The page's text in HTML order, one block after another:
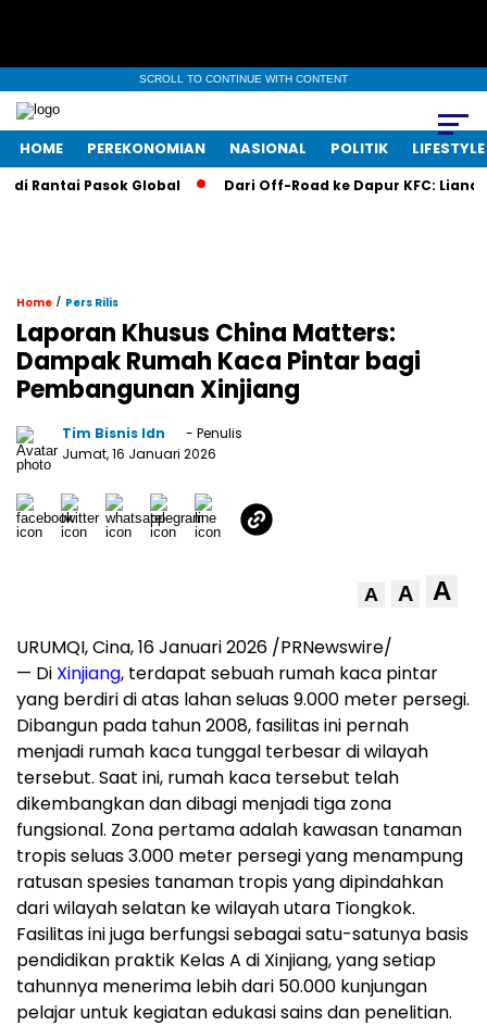
SCROLL TO CONTINUE WITH CONTENT
HOME PEREKONOMIAN NASIONAL POLITIK LIFESTYLE
Rantai Pasok Global Dari Off-Road ke Dapur KFC: Liana
Home / Pers Rilis
Laporan Khusus China Matters:
Dampak Rumah Kaca Pintar bagi
Pembangunan Xinjiang
Tim Bisnis Idn
- Penulis
Jumat, 16 Januari 2026
A A A
URUMQI, Cina, 16 Januari 2026 /PRNewswire/
— Di Xinjiang, terdapat sebuah rumah kaca pintar
yang berdiri di atas lahan seluas 9.000 meter persegi.
Dibangun pada tahun 2008, fasilitas ini pernah
menjadi rumah kaca tunggal terbesar di wilayah
tersebut. Saat ini, rumah kaca tersebut telah
dikembangkan dan dibagi menjadi tiga zona
fungsional. Zona pertama adalah kawasan tanaman
tropis seluas 3.000 meter persegi yang menampung
ratusan spesies tanaman tropis yang dipindahkan
dari wilayah selatan ke wilayah utara Tiongkok.
Fasilitas ini juga berfungsi sebagai satu-satunya basis
pendidikan praktik Kelas A di Xinjiang, yang setiap
tahunnya menerima lebih dari 50.000 kunjungan
pelajar untuk kegiatan edukasi sains dan penelitian.